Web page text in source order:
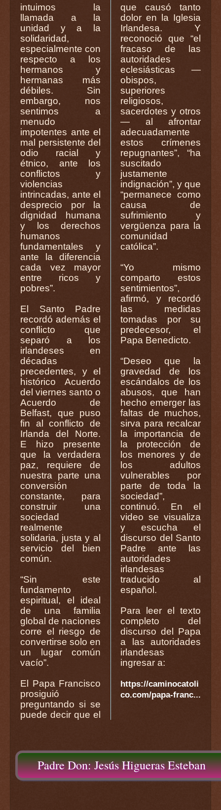
intuimos la
llamada a la
unidad y a la
solidaridad,
especialmente con
respecto a los
hermanos y
hermanas más
débiles. Sin
embargo, nos
sentimos a
menudo
impotentes ante el
mal persistente del
odio racial y
étnico, ante los
conflictos y
violencias
intrincadas, ante el
desprecio por la
dignidad humana
y los derechos
humanos
fundamentales y
ante la diferencia
cada vez mayor
entre ricos y
pobres”.
El Santo Padre
recordó además el
conflicto que
separó a los
irlandeses en
décadas
precedentes, y el
histórico Acuerdo
del viernes santo o
Acuerdo de
Belfast, que puso
fin al conflicto de
Irlanda del Norte.
E hizo presente
que la verdadera
paz, requiere de
nuestra parte una
conversión
constante, para
construir una
sociedad
realmente
solidaria, justa y al
servicio del bien
común.
“Sin este
fundamento
espiritual, el ideal
de una familia
global de naciones
corre el riesgo de
convertirse solo en
un lugar común
vacío”.
El Papa Francisco
prosiguió
preguntando si se
puede decir que el
que causó tanto
dolor en la Iglesia
Irlandesa. Y
reconoció que “el
fracaso de las
autoridades
eclesiásticas —
obispos,
superiores
religiosos,
sacerdotes y otros
— al afrontar
adecuadamente
estos crímenes
repugnantes”, “ha
suscitado
justamente
indignación”, y que
“permanece como
causa de
sufrimiento y
vergüenza para la
comunidad
católica”.
“Yo mismo
comparto estos
sentimientos”,
afirmó, y recordó
las medidas
tomadas por su
predecesor, el
Papa Benedicto.
“Deseo que la
gravedad de los
escándalos de los
abusos, que han
hecho emerger las
faltas de muchos,
sirva para recalcar
la importancia de
la protección de
los menores y de
los adultos
vulnerables por
parte de toda la
sociedad”,
continuó. En el
video se visualiza
y escucha el
discurso del Santo
Padre ante las
autoridades
irlandesas
traducido al
español.
Para leer el texto
completo del
discurso del Papa
a las autoridades
irlandesas
ingresar a:
https://caminocatoli
co.com/papa-franc...
Padre Don: Jesús Higueras Esteban